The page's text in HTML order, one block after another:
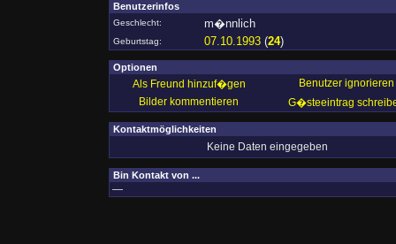
Benutzerinfos
Geschlecht: m�nnlich
Geburtstag: 07.10.1993 (24)
Optionen
Als Freund hinzuf�gen
Benutzer ignorieren
Bilder kommentieren
G�steeintrag
Kontaktmöglichkeiten
Keine Daten eingegeben
Bin Kontakt von ...
—